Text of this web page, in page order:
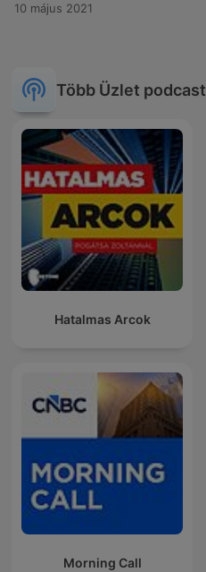
10 május 2021
Több Üzlet podcast
Hatalmas Arcok
Morning Call